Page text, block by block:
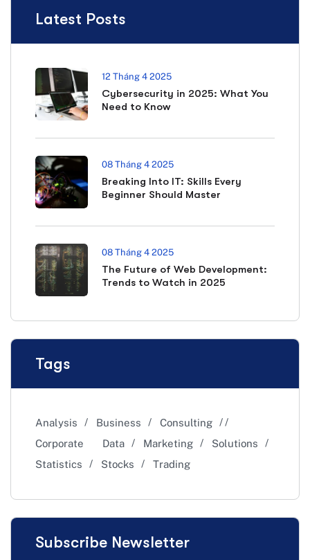
Latest Posts
12 Tháng 4 2025
Cybersecurity in 2025: What You
Need to Know
08 Tháng 4 2025
Breaking Into IT: Skills Every
Beginner Should Master
08 Tháng 4 2025
The Future of Web Development:
Trends to Watch in 2025
Tags
Analysis Business
Consulting
Corporate
Data Marketing
Solutions
Statistics
Stocks Trading
Subscribe Newsletter